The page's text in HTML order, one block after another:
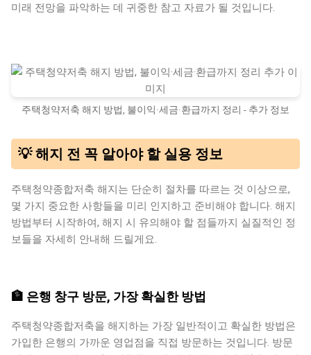
미래 전망을 파악하는 데 귀중한 참고 자료가 될 것입니다.
주택청약저축 해지 방법, 불이익·세금·환급까지 정리 - 추가 정보
💡 해지 전 꼭 알아야 할 실용 정보
주택청약종합저축 해지는 단순히 절차를 따르는 것 이상으로,
몇 가지 중요한 사항들을 미리 인지하고 준비해야 합니다. 해지
방법부터 시작하여, 해지 시 유의해야 할 점들까지 실질적인 정
보들을 자세히 안내해 드릴게요.
🏦 은행 창구 방문, 가장 확실한 방법
주택청약종합저축을 해지하는 가장 일반적이고 확실한 방법은
가입한 은행의 가까운 영업점을 직접 방문하는 것입니다. 방문